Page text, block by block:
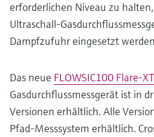
erforderlichen Niveau zu
Ultraschall-
Dampfzufuhr eingesetzt
Das neue FLOWSIC100 Flare-XT
Gasdurchflussmessgerät ist in
Versionen erhältlich. Alle
Pfad-Messsystem erhältlich.